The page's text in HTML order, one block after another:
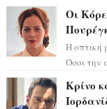
Οι
Η οπτική
Όσοι την
Κρίνο